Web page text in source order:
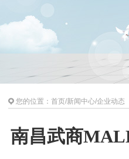
您的位置： 首页/新闻中心/企业动态
南昌武商